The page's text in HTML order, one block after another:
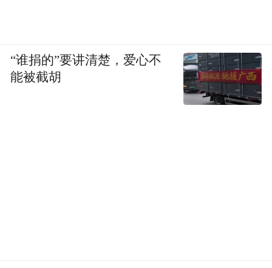
“谁捐的”要讲清楚，爱心不
能被截胡